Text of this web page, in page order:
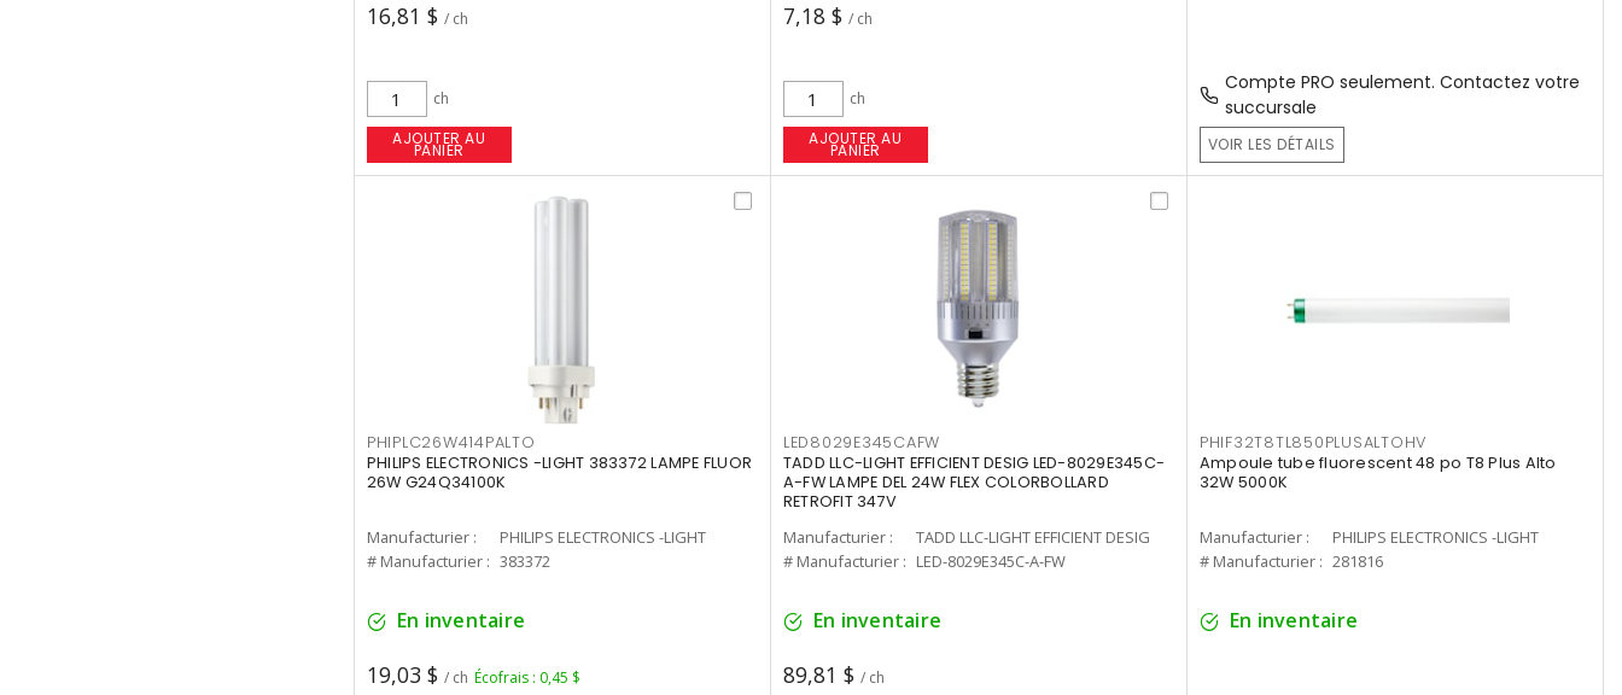
16,81 $ / ch
ch
AJOUTER AU
PANIER
7,18 $ / ch
ch
AJOUTER AU
PANIER
Compte PRO seulement. Contactez votre
succursale
VOIR LES DÉTAILS
PHIPLC26W414PALTO
PHILIPS ELECTRONICS -LIGHT 383372 LAMPE FLUOR
26W G24Q34100K
Manufacturier :
PHILIPS ELECTRONICS -LIGHT
# Manufacturier : 383372
En inventaire
19,03 $ / ch Écofrais : 0,45 $
LED8029E345CAFW
TADD LLC-LIGHT EFFICIENT DESIG LED-8029E345C-
A-FW LAMPE DEL 24W FLEX COLORBOLLARD
RETROFIT 347V
Manufacturier :
TADD LLC-LIGHT EFFICIENT DESIG
# Manufacturier : LED-8029E345C-A-FW
En inventaire
89,81 $ / ch
PHIF32T8TL850PLUSALTOHV
Ampoule tube fluorescent 48 po T8 Plus Alto
32W 5000K
Manufacturier :
PHILIPS ELECTRONICS -LIGHT
# Manufacturier : 281816
En inventaire